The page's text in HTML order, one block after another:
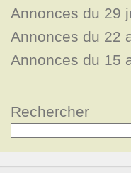
Annonces du 29
Annonces du 22
Annonces du 15
Rechercher